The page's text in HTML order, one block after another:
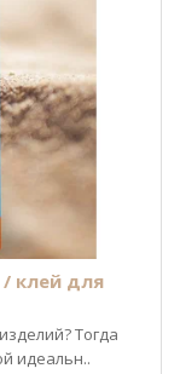
клей для
Тогда
идеальн..